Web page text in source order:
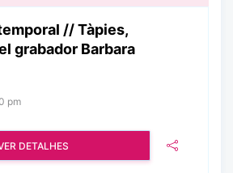
// Tàpies,
grabador Barbara
pm
DETALHES